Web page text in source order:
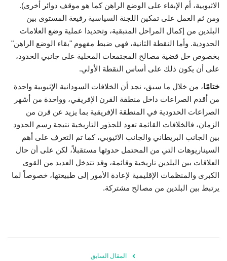
الاثيوبية، أم الإبقاء على الوضع الراهن كما هو موقف دوائر أخرى).
ومن ثم العمل على تمكين اللجنة السياسية رفيعة المستوى بين
البلدين من إكمال المراحل المتبقية، وتحديدا عملية وضع العلامات
الحدودية. وأما النقطة الثانية، فهي ضبط مفهوم "بقاء الوضع الراهن"
بخصوص حل قضية مصالح المجتمعات المحلية على جانبي الحدود،
على أن يكون ذلك على أساس النقطة الأولي.
ختامًا، من خلال ما سبق، نجد أن الخلافات السودانية الإثيوبية واحدة
من أقدم الصراعات داخل منطقة القرن الإفريقي، وواحدة من أشهر
الصراعات الحدودية في المنطقة الإفريقية بما يزيد عن قرن من
الزمان، فالخلافات القائمة تعود للجذور التاريخية نتيجة رسم الحدود
بين الجانب البريطاني والجانب الاثيوبي، كما تم التعرف على أهم
السيناريوهات التي من المحتمل حدوثها مستقبلاً، لكن على أن حال
العلاقات بين البلدين تاريخية وقائمة، وقد تتدخل العديد من القوى
الكبرى والمنظمات الإقليمية لإعادة الأمور إلى طبيعتها، خصوصاً لما
يرتبط بين البلدين من مصالح مشتركة.
المقال السابق